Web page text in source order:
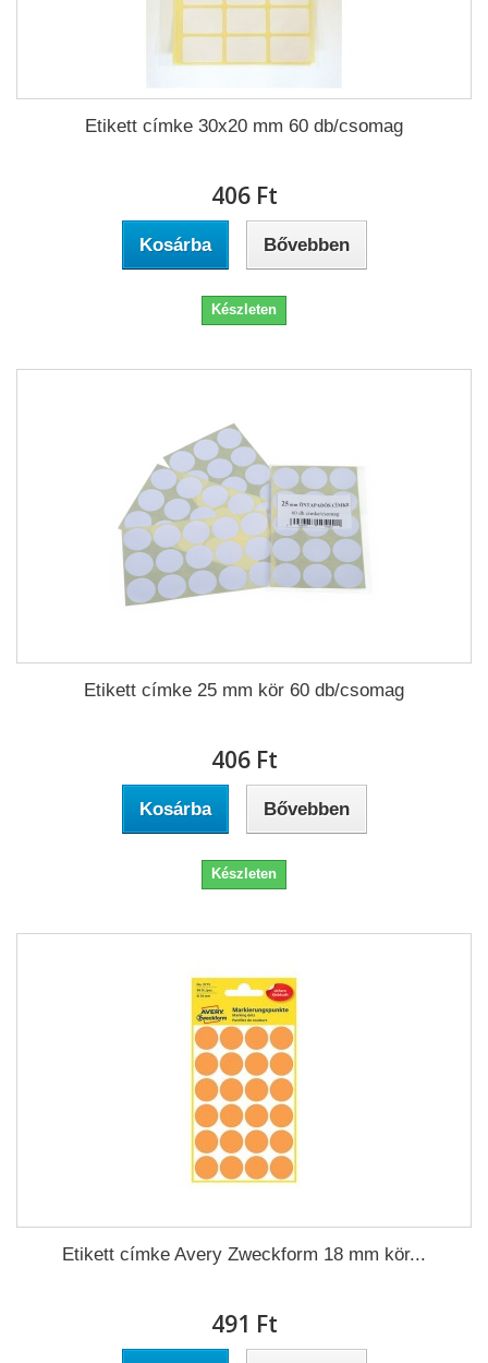
Etikett címke 30x20 mm 60 db/csomag
406 Ft‎
Kosárba Bővebben
Készleten
Etikett címke 25 mm kör 60 db/csomag
406 Ft‎
Kosárba Bővebben
Készleten
Etikett címke Avery Zweckform 18 mm kör...
491 Ft‎